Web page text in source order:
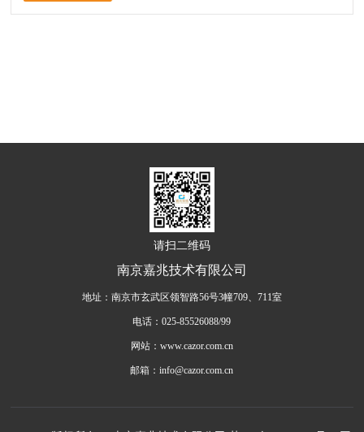
请扫二维码
南京嘉兆技术有限公司
地址：南京市玄武区领智路56号3幢709、711室
电话：025-85526088/99
网站：www.cazor.com.cn
邮箱：info@cazor.com.cn